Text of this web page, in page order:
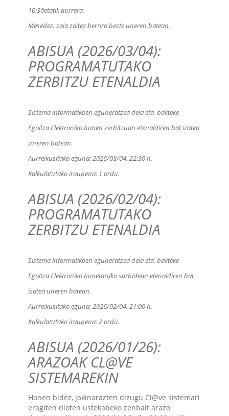
10:30etatik aurrera.
Mesedez, saia zaitez berriro beste uneren batean.
ABISUA (2026/03/04):
PROGRAMATUTAKO
ZERBITZU ETENALDIA
Sistema informatikoen eguneratzea dela eta, baliteke
Egoitza Elektroniko honen zerbitzuan etenaldiren bat izatea
uneren batean.
Aurreikusitako eguna:2026/03/04, 22:30 h.
Kalkulatutako iraupena: 1 ordu.
ABISUA (2026/02/04):
PROGRAMATUTAKO
ZERBITZU ETENALDIA
Sistema informatikoen eguneratzea dela eta, baliteke
Egoitza Elektroniko honetarako sarbidean etenaldiren bat
izatea uneren batean.
Aurreikusitako eguna:2026/02/04, 21:00 h.
Kalkulatutako iraupena:2 ordu.
ABISUA (2026/01/26):
ARAZOAK CL@VE
SISTEMAREKIN
Honen bidez, jakinarazten dizugu Cl@ve sistemari
eragiten dioten ustekabeko zenbait arazo